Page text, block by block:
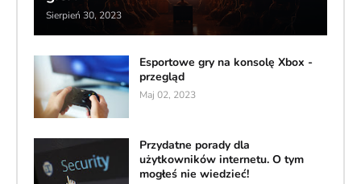
Sierpień 30, 2023
Esportowe gry na konsolę Xbox -
przegląd
Maj 02, 2023
Przydatne porady dla
użytkowników internetu. O tym
mogłeś nie wiedzieć!